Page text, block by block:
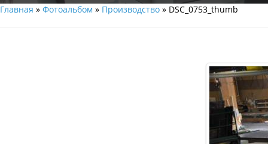
Главная » Фотоальбом » Производство » DSC_0753_thumb